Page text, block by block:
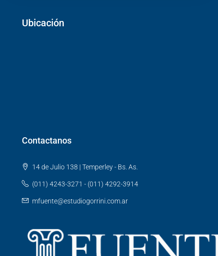
Ubicación
Contactanos
14 de Julio 138 | Temperley - Bs. As.
(011) 4243-3271 - (011) 4292-3914
mfuente@estudiogorrini.com.ar